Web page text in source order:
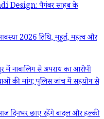
Design: पैगंबर साहब के
2026 तिथि, मुहूर्त, महत्व और
से अपराध का आरोपी
की मांग; पुलिस जांच में सहयोग से
छाए रहेंगे बादल और हल्की